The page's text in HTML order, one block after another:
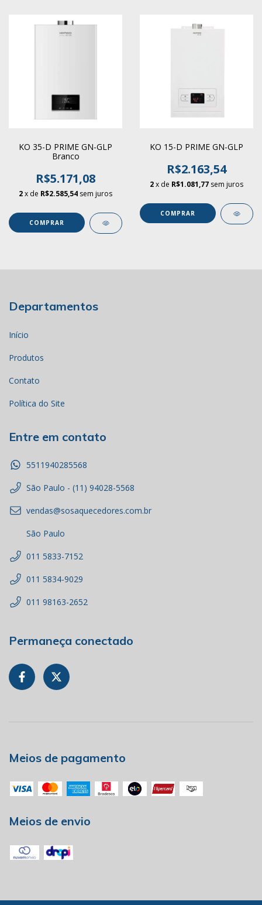
KO 35-D PRIME GN-GLP
Branco
R$5.171,08
2x de R$2.585,54 sem juros
COMPRAR
KO 15-D PRIME GN-GLP
R$2.163,54
2x de R$1.081,77 sem juros
COMPRAR
Departamentos
Início
Produtos
Contato
Política do Site
Entre em contato
5511940285568
São Paulo - (11) 94028-5568
vendas@sosaquecedores.com.br
São Paulo
011 5833-7152
011 5834-9029
011 98163-2652
Permaneça conectado
Meios de pagamento
Meios de envio